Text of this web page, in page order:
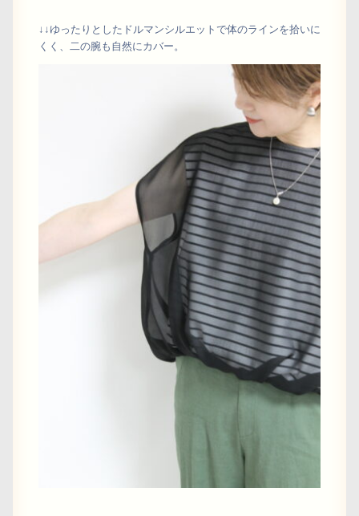
↓↓ゆったりとしたドルマンシルエットで体のラインを拾いに
くく、二の腕も自然にカバー。